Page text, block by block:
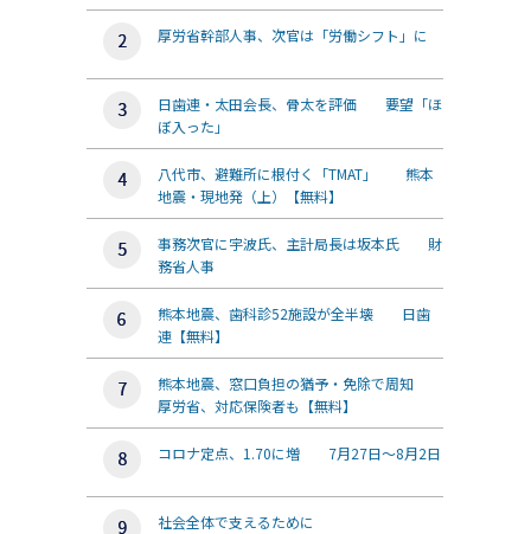
厚労省幹部人事、次官は「労働シフト」に
日歯連・太田会長、骨太を評価 要望「ほ
ぼ入った」
八代市、避難所に根付く「TMAT」 熊本
地震・現地発（上）【無料】
事務次官に宇波氏、主計局長は坂本氏 財
務省人事
熊本地震、歯科診52施設が全半壊 日歯
連【無料】
熊本地震、窓口負担の猶予・免除で周知
厚労省、対応保険者も【無料】
コロナ定点、1.70に増 7月27日～8月2日
社会全体で支えるために